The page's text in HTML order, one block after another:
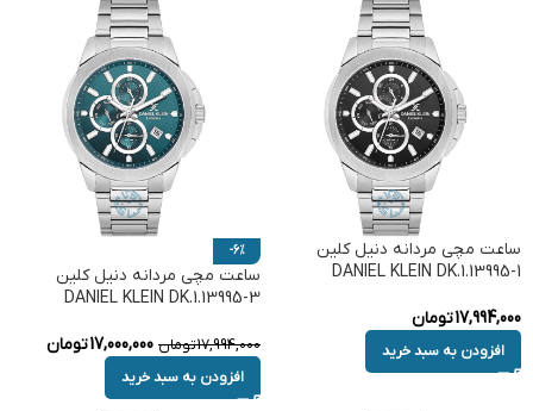
ساعت مچی مردانه دنیل کلین
DANIEL KLEIN DK.1.13995-1
17,994,000تومان
افزودن به سبد خرید
-6%
ساعت مچی مردانه دنیل کلین
DANIEL KLEIN DK.1.13995-3
17,994,000تومان 17,000,000تومان
افزودن به سبد خرید